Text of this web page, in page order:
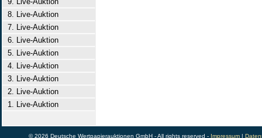
8. Live-Auktion
7. Live-Auktion
6. Live-Auktion
5. Live-Auktion
4. Live-Auktion
3. Live-Auktion
2. Live-Auktion
1. Live-Auktion
© 2026 Deutsche Wertpapierauktionen GmbH - All rights reserved - Impressum|